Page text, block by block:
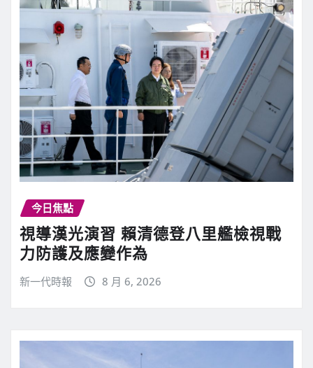
今日焦點
視導漢光演習 賴清德登八里艦檢視戰
力防護及應變作為
新一代時報 8 月 6, 2026